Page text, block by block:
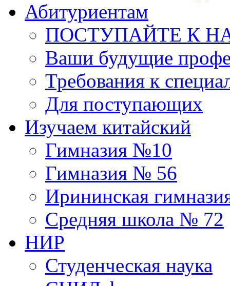
Абитуриентам
ПОСТУПАЙТЕ К
Ваши будущие
Требования к
Для поступающих
Изучаем китайский
Гимназия №10
Гимназия № 56
Ирининская
Средняя школа № 72
НИР
Студенческая наука